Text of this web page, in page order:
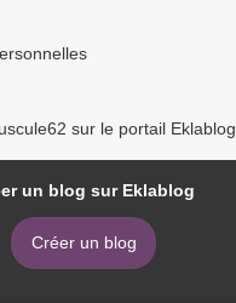
sur le portail Eklablog
un blog sur Eklablog
Créer un blog